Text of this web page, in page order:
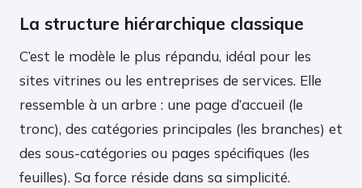
La structure hiérarchique classique
C’est le modèle le plus répandu, idéal pour les
sites vitrines ou les entreprises de services. Elle
ressemble à un arbre : une page d’accueil (le
tronc), des catégories principales (les branches) et
des sous-catégories ou pages spécifiques (les
feuilles). Sa force réside dans sa simplicité.